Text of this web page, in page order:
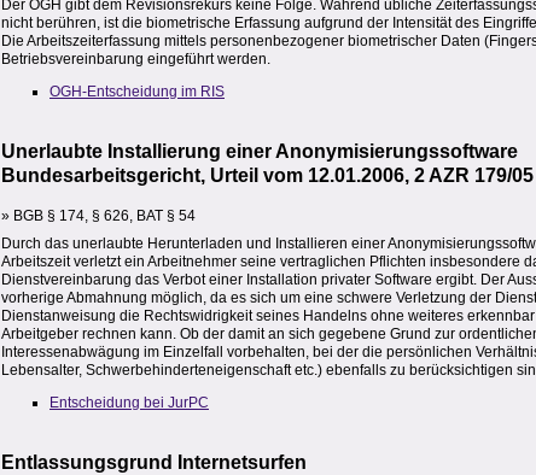
Der OGH gibt dem Revisionsrekurs keine Folge. Während übliche
nicht berühren, ist die biometrische Erfassung aufgrund der Intensität des
Die Arbeitszeiterfassung mittels personenbezogener biometrischer Daten
Betriebsvereinbarung eingeführt werden.
OGH-Entscheidung im RIS
Unerlaubte Installierung einer Anonymisierungssoftware
Bundesarbeitsgericht, Urteil vom 12.01.2006, 2 AZR 179/05
» BGB § 174, § 626, BAT § 54
Durch das unerlaubte Herunterladen und Installieren einer
Arbeitszeit verletzt ein Arbeitnehmer seine vertraglichen Pflichten insbesondere
Dienstvereinbarung das Verbot einer Installation privater Software ergibt. Der
vorherige Abmahnung möglich, da es sich um eine schwere Verletzung der
Dienstanweisung die Rechtswidrigkeit seines Handelns ohne weiteres
Arbeitgeber rechnen kann. Ob der damit an sich gegebene Grund zur
Interessenabwägung im Einzelfall vorbehalten, bei der die persönlichen
Lebensalter, Schwerbehinderteneigenschaft etc.) ebenfalls zu berücksichtigen
Entscheidung bei JurPC
Entlassungsgrund Internetsurfen